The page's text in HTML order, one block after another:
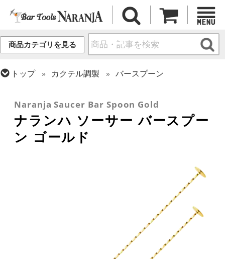
商品カテゴリを見る
トップ カクテル調製
バースプーン
フレア用各種アイテム
Naranja Saucer Bar Spoon Gold
ナランハ ソーサー バースプー
ン ゴールド